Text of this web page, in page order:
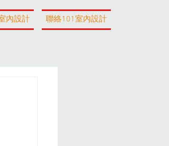
內設計 聯絡101室內設計